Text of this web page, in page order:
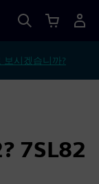
보시겠습니까?
7SL82